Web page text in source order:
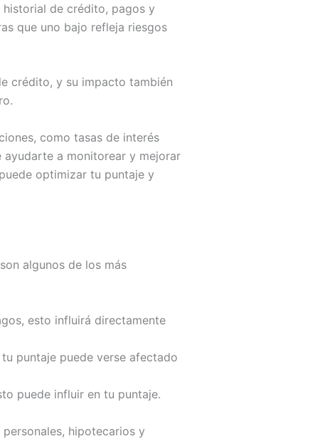
de crédito, pagos y
que uno bajo refleja riesgos
crédito, y su impacto también
como tasas de interés
a monitorear y mejorar
optimizar tu puntaje y
algunos de los más
esto influirá directamente
puntaje puede verse afectado
puede influir en tu puntaje.
hipotecarios y